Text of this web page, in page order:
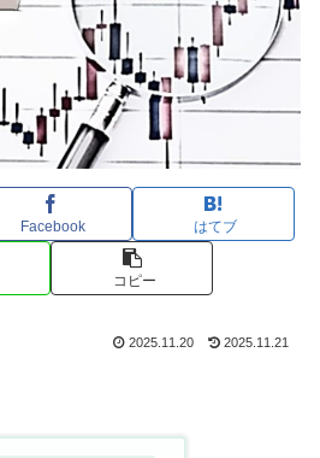
Facebook はてブ
コピー
2025.11.20 2025.11.21